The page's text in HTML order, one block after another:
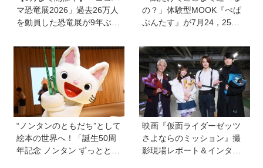
マ恐竜展2026」過去26万人
を動員した恐竜展が9年ぶり
で楽しむポイントを完全ガ
の？」体験型MOOK『ぺぱ
ぷんたす』が7月24，25日
に出展。飛び込んで遊べる
紙のプールも！
“ノンタンのともだち”として
絵本の世界へ！「誕生50周
年記念 ノンタン ずっととも
映画『仮面ライダーゼッツ
さよならのミッション』撮
影現場レポート＆インタビ